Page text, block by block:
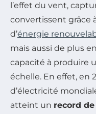
l’effet du vent,
convertissent grâce
d’énergie
mais aussi de plus
capacité à produire
échelle. En effet, en
d’électricité
atteint un record de